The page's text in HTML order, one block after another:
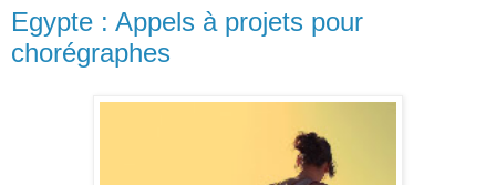
Egypte : Appels à projets pour
chorégraphes